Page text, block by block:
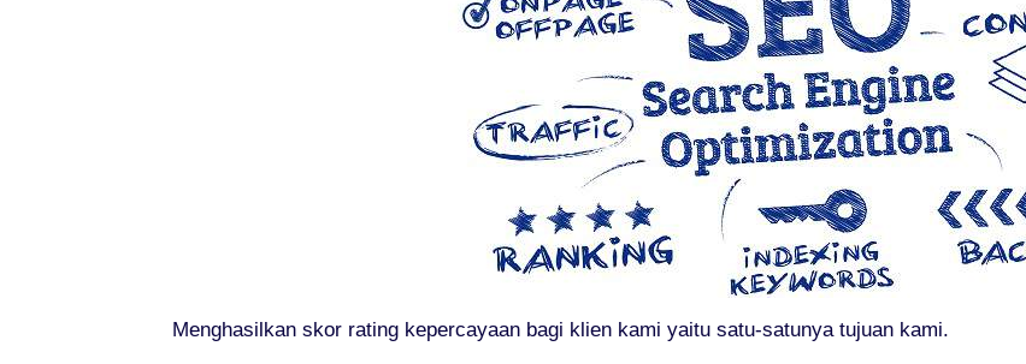
Menghasilkan skor rating kepercayaan bagi klien kami yaitu satu-satunya tujuan kami.